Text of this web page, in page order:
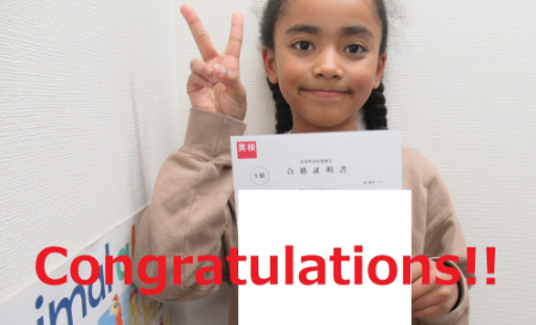
英会話／プログラミング／3Dデザイン／学童保育
英会話（小学生）
生徒・保護者の声
スタッフ紹介
アクセス